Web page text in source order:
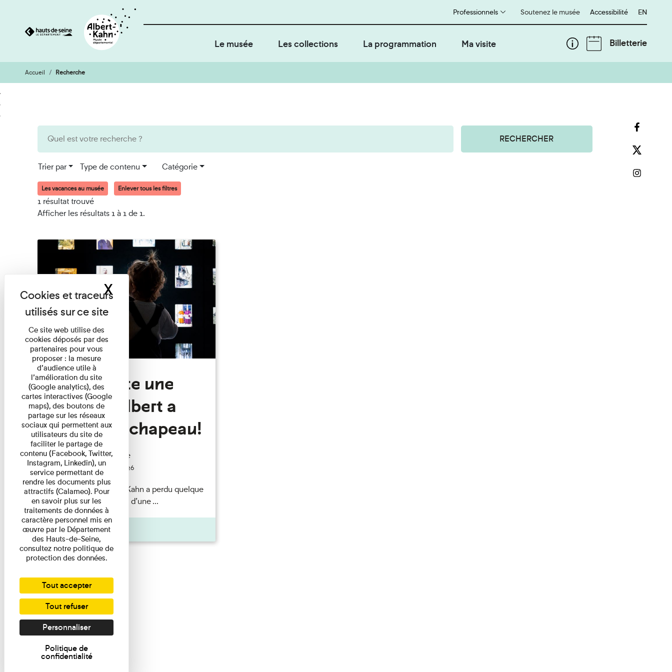
Aller
au
contenu
Aller
à
la
Soutenez le musée
Professionnels Accessibilité English
EN
Le musée Les collections La programmation Ma visite Billetterie
Accueil Recherche
RECHERCHER
Trier par Type de contenu Catégorie
Les vacances au musée Enlever tous les filtres
1 résultat trouvé
Afficher les résultats 1 à 1 de 1.
Visite Toute une
histoire: Albert a
perdu son chapeau!
Exposition permanente
Du 15/08/2026 au 15/08/2026
Il semblerait qu’Albert Kahn a perdu quelque
chose... Accompagnés d’une ...
Agenda
Ce site web utilise des
cookies déposés par des
partenaires pour vous
proposer : la mesure
d’audience utile à
l’amélioration du site
(Google analytics), des
cartes interactives (Google
maps), des boutons de
partage sur les réseaux
sociaux qui permettent aux
utilisateurs du site de
faciliter le partage de
contenu (Facebook, Twitter,
Instagram, Linkedin), un
service permettant de
rendre les documents plus
attractifs (Calameo). Pour
en savoir plus sur les
traitements de données à
caractère personnel mis en
œuvre par le Département
des Hauts-de-Seine,
consultez notre politique de
protection des données.
Tout accepter
Tout refuser
Personnaliser
Politique de
confidentialité
XMasquer le bandeau des cookies